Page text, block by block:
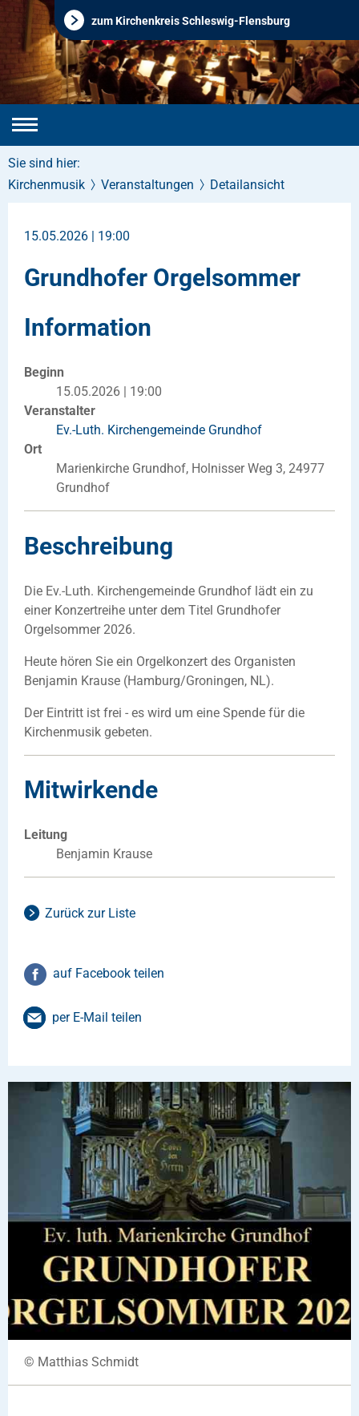
zum Kirchenkreis Schleswig-Flensburg
Sie sind hier:
Kirchenmusik
Veranstaltungen Detailansicht
15.05.2026 | 19:00
Grundhofer Orgelsommer
Information
Beginn
15.05.2026 | 19:00
Veranstalter
Ev.-Luth. Kirchengemeinde Grundhof
Ort
Marienkirche Grundhof, Holnisser Weg 3, 24977
Grundhof
Beschreibung
Die Ev.-Luth. Kirchengemeinde Grundhof lädt ein zu
einer Konzertreihe unter dem Titel Grundhofer
Orgelsommer 2026.
Heute hören Sie ein Orgelkonzert des Organisten
Benjamin Krause (Hamburg/Groningen, NL).
Der Eintritt ist frei - es wird um eine Spende für die
Kirchenmusik gebeten.
Mitwirkende
Leitung
Benjamin Krause
Zurück zur Liste
auf Facebook teilen
per E-Mail teilen
© Matthias Schmidt